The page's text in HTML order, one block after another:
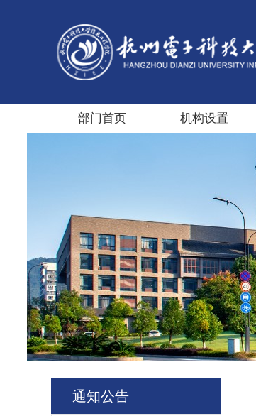
部门首页 机构设置
通知公告